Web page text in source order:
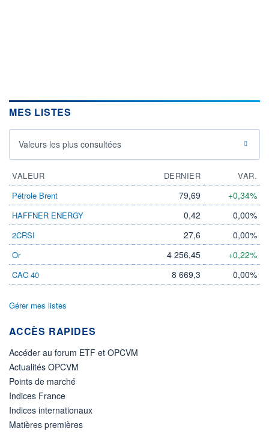
MES LISTES
Valeurs les plus consultées
VALEUR DERNIER
VAR.
Pétrole Brent
79,69 +0,34%
HAFFNER ENERGY 0,42 0,00%
2CRSI 27,6 0,00%
Or 4 256,45 +0,22%
CAC 40 8 669,3 0,00%
Gérer mes listes
ACCÈS RAPIDES
Accéder au forum ETF et OPCVM
Actualités OPCVM
Points de marché
Indices France
Indices internationaux
Matières premières